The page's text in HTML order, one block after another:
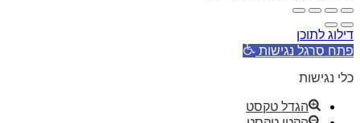
דילוג לתוכן
פתח סרגל נגישות
כלי נגישות
הגדל טקסט